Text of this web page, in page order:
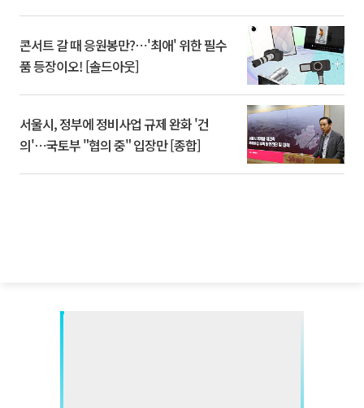
콘서트 갈 때 응원봉만?⋯'최애' 위한 필수
품 등장이오! [솔드아웃]
서울시, 정부에 정비사업 규제 완화 '건
의'⋯국토부 "협의 중" 입장만 [종합]